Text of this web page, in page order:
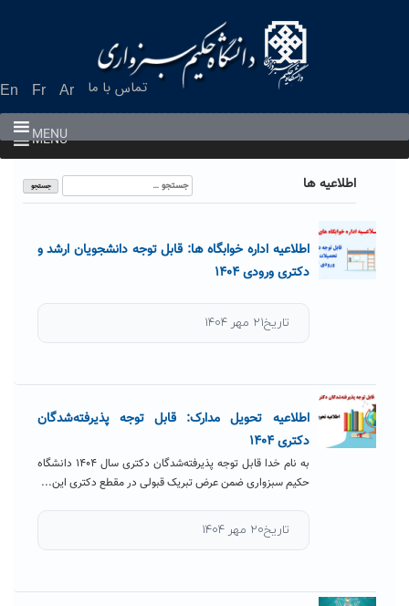
En Fr Ar تماس با ما
MENU
MENU
اطلاعیه ها
جستجو
برای:
اطلاعیه اداره خوابگاه ها: قابل توجه دانشجویان ارشد و
دکتری ورودی ۱۴۰۴
تاریخ۲۱ مهر ۱۴۰۴
اطلاعیه تحویل مدارک: قابل توجه پذیرفته‌شدگان
دکتری ۱۴۰۴
به ‌نام خدا قابل توجه پذیرفته‌شدگان دکتری سال ۱۴۰۴ دانشگاه
حکیم سبزواری ضمن عرض تبریک قبولی در مقطع دکتری این...
تاریخ۲۰ مهر ۱۴۰۴